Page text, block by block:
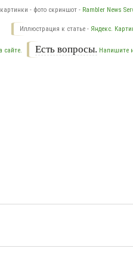
- фото скриншот - Rambler News
Иллюстрация к статье - Яндекс.
Есть вопросы. Напишите
сайте.